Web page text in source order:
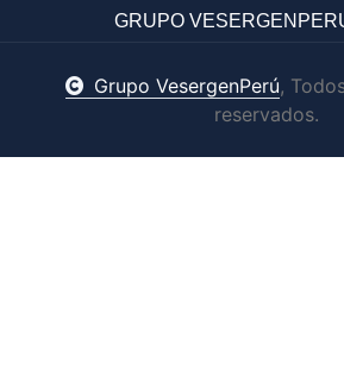
GRUPO
Grupo VesergenPerú,
reservados.